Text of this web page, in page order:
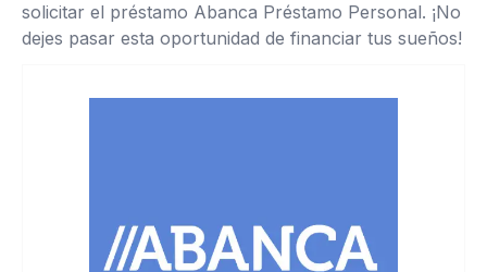
solicitar el préstamo Abanca Préstamo Personal. ¡No
dejes pasar esta oportunidad de financiar tus sueños!